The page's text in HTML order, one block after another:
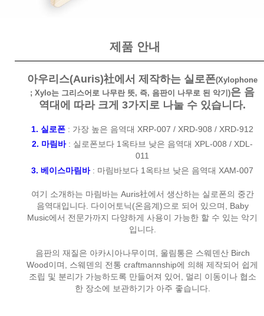
제품 안내
아우리스(Auris)社에서 제작하는 실로폰(Xylophone
; Xylo는 그리스어로 나무란 뜻, 즉, 음판이 나무로 된 악기)은 음
역대에 따라 크게 3가지로 나눌 수 있습니다.
1. 실로폰 : 가장 높은 음역대 XRP-007 / XRD-908 / XRD-912
2. 마림바: 실로폰보다 1옥타브 낮은 음역대 XPL-008 / XDL-
011
3. 베이스마림바: 마림바보다 1옥타브 낮은 음역대 XAM-007
여기 소개하는 마림바는 Auris社에서 생산하는 실로폰의 중간
음역대입니다. 다이어토닉(온음계)으로 되어 있으며, Baby
Music에서 전문가까지 다양하게 사용이 가능한 할 수 있는 악기
입니다.
음판의 재질은 아카시아나무이며, 울림통은 스웨덴산 Birch
Wood이며, 스웨덴의 전통 craftmannship에 의해 제작되어 쉽게
조립 및 분리가 가능하도록 만들어져 있어, 멀리 이동이나 협소
한 장소에 보관하기가 아주 좋습니다.